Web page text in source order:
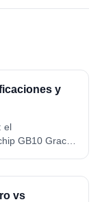
y
el
GB10 Grace
vs